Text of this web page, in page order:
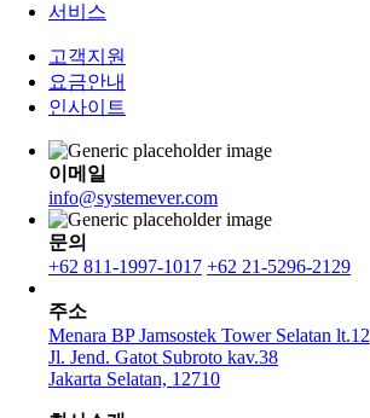
서비스
고객지원
요금안내
인사이트
이메일
info@systemever.com
문의
+62 811-1997-1017 +62 21-5296-2129
주소
Menara BP Jamsostek Tower Selatan lt.12
Jl. Jend. Gatot Subroto kav.38
Jakarta Selatan, 12710